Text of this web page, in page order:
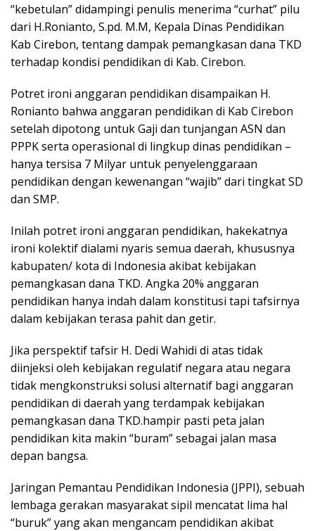
“kebetulan” didampingi penulis menerima “curhat” pilu
dari H.Ronianto, S.pd. M.M, Kepala Dinas Pendidikan
Kab Cirebon, tentang dampak pemangkasan dana TKD
terhadap kondisi pendidikan di Kab. Cirebon.
Potret ironi anggaran pendidikan disampaikan H.
Ronianto bahwa anggaran pendidikan di Kab Cirebon
setelah dipotong untuk Gaji dan tunjangan ASN dan
PPPK serta operasional di lingkup dinas pendidikan –
hanya tersisa 7 Milyar untuk penyelenggaraan
pendidikan dengan kewenangan “wajib” dari tingkat SD
dan SMP.
Inilah potret ironi anggaran pendidikan, hakekatnya
ironi kolektif dialami nyaris semua daerah, khususnya
kabupaten/ kota di Indonesia akibat kebijakan
pemangkasan dana TKD. Angka 20% anggaran
pendidikan hanya indah dalam konstitusi tapi tafsirnya
dalam kebijakan terasa pahit dan getir.
Jika perspektif tafsir H. Dedi Wahidi di atas tidak
diinjeksi oleh kebijakan regulatif negara atau negara
tidak mengkonstruksi solusi alternatif bagi anggaran
pendidikan di daerah yang terdampak kebijakan
pemangkasan dana TKD.hampir pasti peta jalan
pendidikan kita makin “buram” sebagai jalan masa
depan bangsa.
Jaringan Pemantau Pendidikan Indonesia (JPPI), sebuah
lembaga gerakan masyarakat sipil mencatat lima hal
“buruk” yang akan mengancam pendidikan akibat